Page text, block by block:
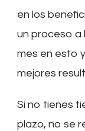
en los
un proceso a
mes en esto
mejores
Si no tienes
plazo, no se